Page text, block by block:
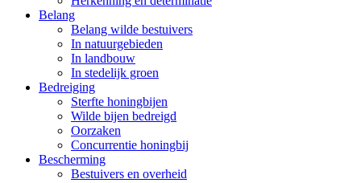
Belang
Belang wilde bestuivers
In natuurgebieden
In landbouw
In stedelijk groen
Bedreiging
Sterfte honingbijen
Wilde bijen bedreigd
Oorzaken
Concurrentie honingbij
Bescherming
Bestuivers en overheid